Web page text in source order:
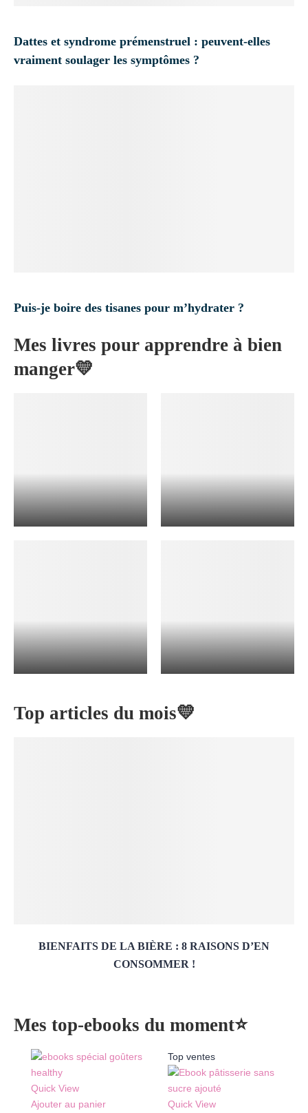
Dattes et syndrome prémenstruel : peuvent-elles
vraiment soulager les symptômes ?
Puis-je boire des tisanes pour m’hydrater ?
Mes livres pour apprendre à bien
manger💛
Top articles du mois💛
BIENFAITS DE LA BIÈRE : 8 RAISONS D’EN
CONSOMMER !
Mes top-ebooks du moment⭐
Quick View
Ajouter au panier
Top ventes
Quick View